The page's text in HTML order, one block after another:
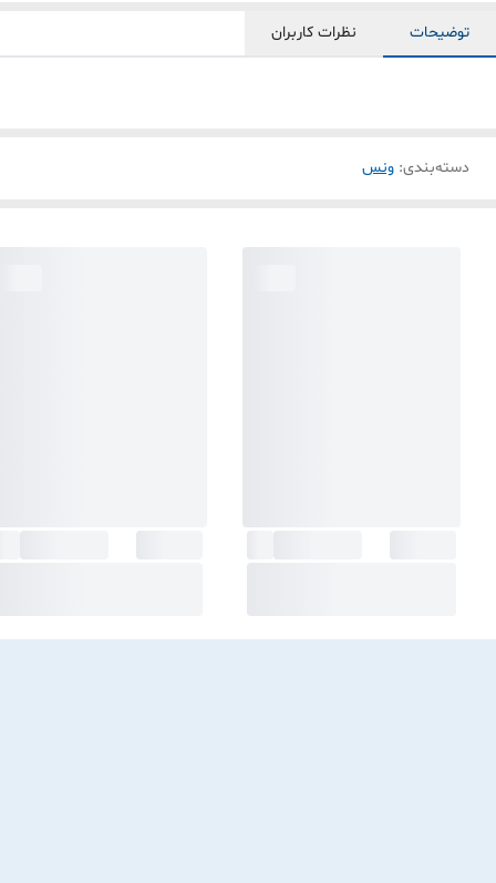
توضیحات نظرات کاربران
دسته‌بندی: ونس